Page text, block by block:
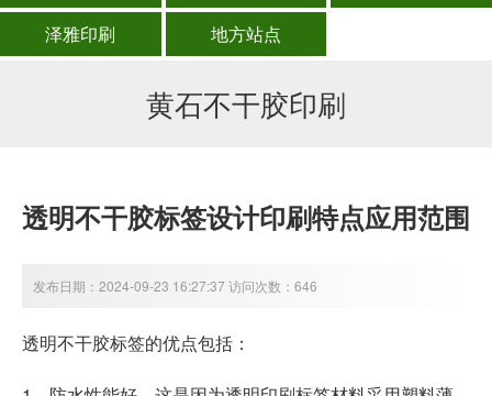
泽雅印刷
地方站点
黄石不干胶印刷
透明不干胶标签设计印刷特点应用范围
发布日期：2024-09-23 16:27:37 访问次数：646
透明不干胶标签的优点包括：